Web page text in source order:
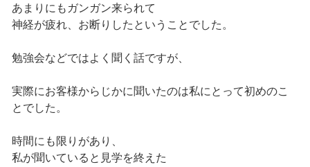
あまりにもガンガン来られて
神経が疲れ、お断りしたということでした。
勉強会などではよく聞く話ですが、
実際にお客様からじかに聞いたのは私にとって初めのこ
とでした。
時間にも限りがあり、
私が聞いていると見学を終えた